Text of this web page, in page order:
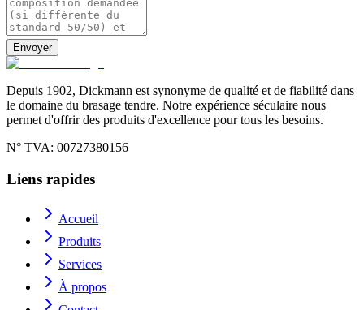
Envoyer
Depuis 1902, Dickmann est synonyme de qualité et de fiabilité dans
le domaine du brasage tendre. Notre expérience séculaire nous
permet d'offrir des produits d'excellence pour tous les besoins.
N° TVA: 00727380156
Liens rapides
Accueil
Produits
Services
À propos